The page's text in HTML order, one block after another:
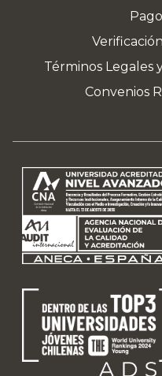
Términos Legales
Convenios